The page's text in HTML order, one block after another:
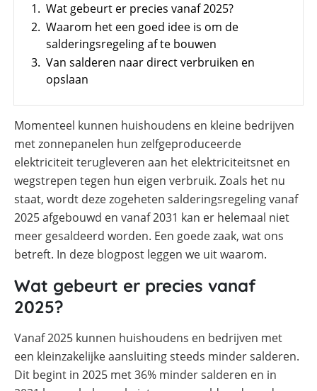
opslag
Sungrow
PowerStack
ST225
commercieel
SolarEdge
OD
krachtige
commerciële
opslag
Noodstroomvoorziening
de
commerciële
sector
een
batterij
TEC
Energy
commerciële
slimme
1. Wat gebeurt er precies vanaf 2025?
2. Waarom het een goed idee is om de
salderingsregeling af te bouwen
3. Van salderen naar direct verbruiken en
opslaan
Momenteel kunnen huishoudens en kleine bedrijven
met zonnepanelen hun zelfgeproduceerde
elektriciteit terugleveren aan het elektriciteitsnet en
wegstrepen tegen hun eigen verbruik. Zoals het nu
staat, wordt deze zogeheten salderingsregeling vanaf
2025 afgebouwd en vanaf 2031 kan er helemaal niet
meer gesaldeerd worden. Een goede zaak, wat ons
betreft. In deze blogpost leggen we uit waarom.
Wat gebeurt er precies vanaf
2025?
Vanaf 2025 kunnen huishoudens en bedrijven met
een kleinzakelijke aansluiting steeds minder salderen.
Dit begint in 2025 met 36% minder salderen en in